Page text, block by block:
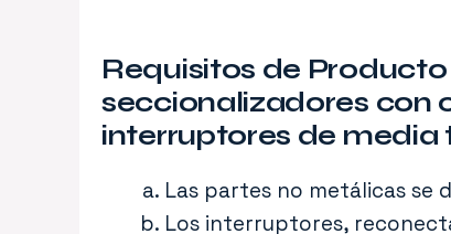
Requisitos de
seccionalizadores con
interruptores de media
Las partes no metálicas se
Los interruptores,